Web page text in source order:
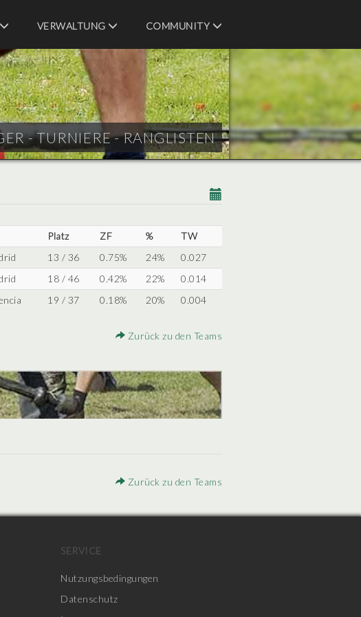
VERWALTUNG COMMUNITY
- TURNIERE - RANGLISTEN
Platz ZF %
TW
13 / 36 0.75% 24%
0.027
18 / 46 0.42% 22%
0.014
19 / 37 0.18% 20% 0.004
Zurück zu den Teams
Zurück zu den Teams
SERVICE
Nutzungsbedingungen
Datenschutz